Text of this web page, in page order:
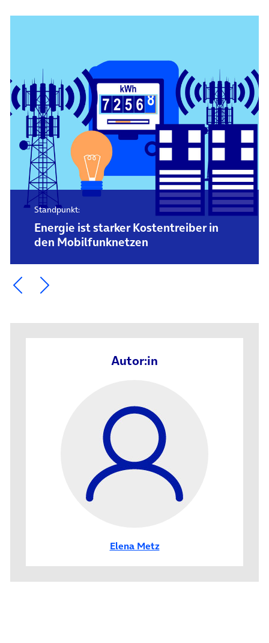
Standpunkt:
Energie ist starker Kostentreiber in
den Mobilfunknetzen
Ein Element zurück blättern
Ein Element weiter blättern
Autor:in
Elena Metz